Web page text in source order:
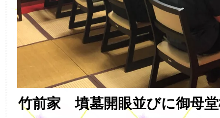
竹前家 墳墓開眼並びに御母